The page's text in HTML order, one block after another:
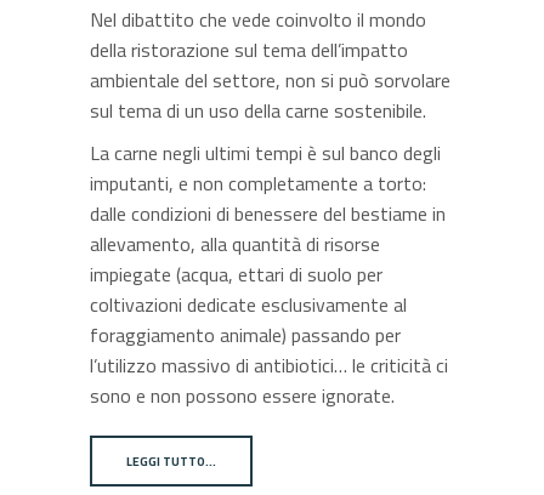
Nel dibattito che vede coinvolto il mondo
della ristorazione sul tema dell’impatto
ambientale del settore, non si può sorvolare
sul tema di un uso della carne sostenibile.
La carne negli ultimi tempi è sul banco degli
imputanti, e non completamente a torto:
dalle condizioni di benessere del bestiame in
allevamento, alla quantità di risorse
impiegate (acqua, ettari di suolo per
coltivazioni dedicate esclusivamente al
foraggiamento animale) passando per
l’utilizzo massivo di antibiotici… le criticità ci
sono e non possono essere ignorate.
LEGGI TUTTO…